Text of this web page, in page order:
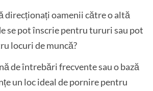
direcționați oamenii către o altă
se pot înscrie pentru tururi sau pot
locuri de muncă?
de întrebări frecvente sau o bază
un loc ideal de pornire pentru